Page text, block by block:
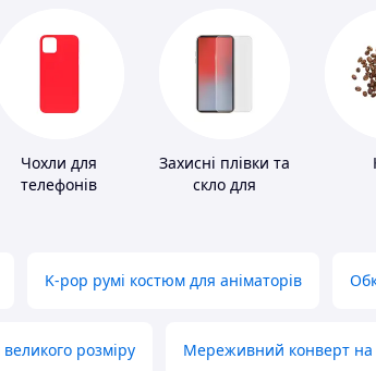
Чохли для
телефонів
Захисні плівки та
скло для
K-pop румі костюм для аніматорів
розміру Мереживний конверт на